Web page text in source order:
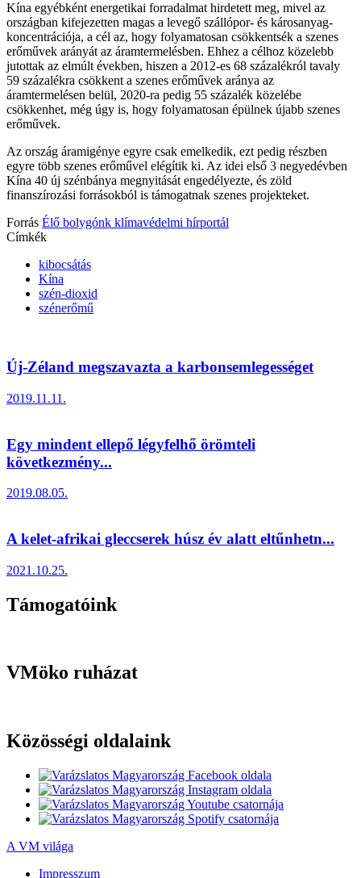
Kína egyébként energetikai forradalmat hirdetett meg, mivel az
országban kifejezetten magas a levegő szállópor- és károsanyag-
koncentrációja, a cél az, hogy folyamatosan csökkentsék a szenes
erőművek arányát az áramtermelésben. Ehhez a célhoz közelebb
jutottak az elmúlt években, hiszen a 2012-es 68 százalékról tavaly
59 százalékra csökkent a szenes erőművek aránya az
áramtermelésen belül, 2020-ra pedig 55 százalék közelébe
csökkenhet, még úgy is, hogy folyamatosan épülnek újabb szenes
erőművek.
Az ország áramigénye egyre csak emelkedik, ezt pedig részben
egyre több szenes erőművel elégítik ki. Az idei első 3 negyedévben
Kína 40 új szénbánya megnyitását engedélyezte, és zöld
finanszírozási forrásokból is támogatnak szenes projekteket.
Forrás Élő bolygónk klímavédelmi hírportál
Címkék
kibocsátás
Kína
szén-dioxid
szénerőmű
Új-Zéland megszavazta a karbonsemlegességet
2019.11.11.
Egy mindent ellepő légyfelhő örömteli
következmény...
2019.08.05.
A kelet-afrikai gleccserek húsz év alatt eltűnhetn...
2021.10.25.
Támogatóink
VMöko ruházat
Közösségi oldalaink
A VM világa
Impresszum